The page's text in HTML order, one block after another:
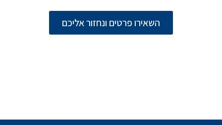
השאירו פרטים ונחזור אליכם